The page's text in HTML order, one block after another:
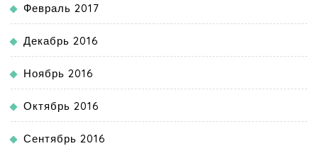
Февраль 2017
Декабрь 2016
Ноябрь 2016
Октябрь 2016
Сентябрь 2016